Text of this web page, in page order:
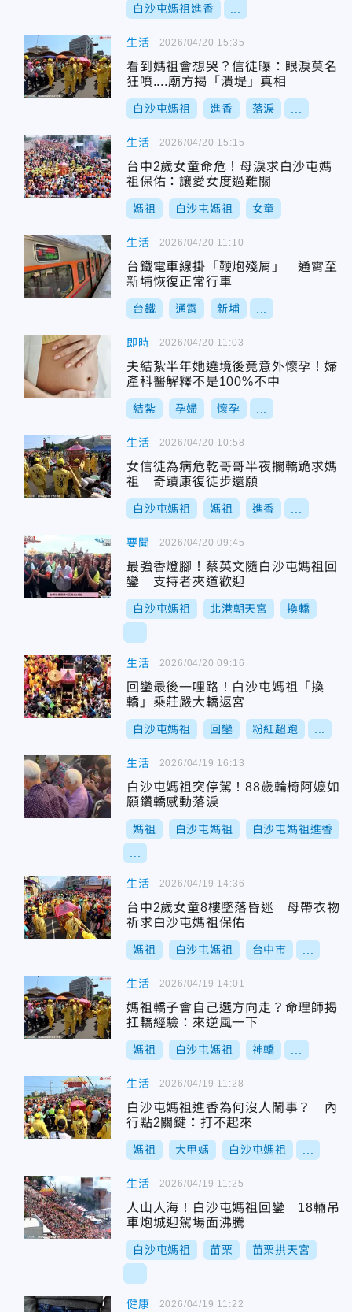
白沙屯媽祖進香
生活
看到媽祖會想哭？信徒曝：眼淚莫名
狂噴....廟方揭「潰堤」真相
白沙屯媽祖 進香 落淚
2026/04/20 15:35
生活
台中2歲女童命危！母淚求白沙屯媽
祖保佑：讓愛女度過難關
媽祖 白沙屯媽祖 女童
2026/04/20 15:15
生活
台鐵電車線掛「鞭炮殘屑」 通霄至
新埔恢復正常行車
台鐵 通霄 新埔
2026/04/20 11:10
即時
夫結紮半年她遶境後竟意外懷孕！婦
產科醫解釋不是100%不中
結紮 孕婦 懷孕
2026/04/20 11:03
生活
女信徒為病危乾哥哥半夜攔轎跪求媽
祖 奇蹟康復徒步還願
白沙屯媽祖 媽祖 進香
2026/04/20 10:58
要聞
最強香燈腳！蔡英文隨白沙屯媽祖回
鑾 支持者夾道歡迎
白沙屯媽祖 北港朝天宮 換轎
2026/04/20 09:45
生活
回鑾最後一哩路！白沙屯媽祖「換
轎」乘莊嚴大轎返宮
白沙屯媽祖 回鑾 粉紅超跑
2026/04/20 09:16
生活
白沙屯媽祖突停駕！88歲輪椅阿嬤如
願鑽轎感動落淚
媽祖 白沙屯媽祖 白沙屯媽祖進香
2026/04/19 16:13
生活
台中2歲女童8樓墜落昏迷 母帶衣物
祈求白沙屯媽祖保佑
媽祖 白沙屯媽祖 台中市
2026/04/19 14:36
生活
媽祖轎子會自己選方向走？命理師揭
扛轎經驗：來逆風一下
媽祖 白沙屯媽祖 神轎
2026/04/19 14:01
生活
白沙屯媽祖進香為何沒人鬧事？ 內
行點2關鍵：打不起來
媽祖 大甲媽 白沙屯媽祖
2026/04/19 11:28
生活
人山人海！白沙屯媽祖回鑾 18輛吊
車炮城迎駕場面沸騰
白沙屯媽祖 苗栗 苗栗拱天宮
2026/04/19 11:25
健康 2026/04/19 11:22